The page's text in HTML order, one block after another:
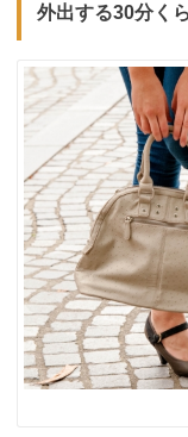
外出する30分く